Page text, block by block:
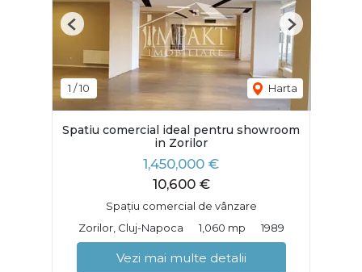
1 /10 Harta
Previous Next
Spatiu comercial ideal pentru showroom
in Zorilor
1,450,000 €
10,600 €
Spațiu comercial de vânzare
Zorilor, Cluj-Napoca
1,060 mp 1989
Vezi mai multe detalii